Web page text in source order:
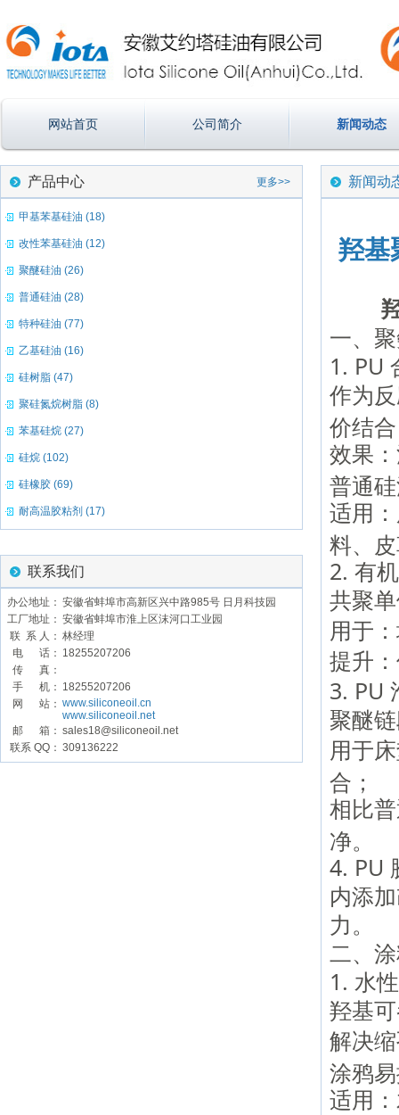
网站首页 公司简介 新闻动态
产品中心 更多>>
甲基苯基硅油 (18)
改性苯基硅油 (12)
聚醚硅油 (26)
普通硅油 (28)
特种硅油 (77)
乙基硅油 (16)
硅树脂 (47)
聚硅氮烷树脂 (8)
苯基硅烷 (27)
硅烷 (102)
硅橡胶 (69)
耐高温胶粘剂 (17)
联系我们
办公地址： 安徽省蚌埠市高新区兴中路985号 日月科技园
工厂地址： 安徽省蚌埠市淮上区沫河口工业园
联 系 人： 林经理
电 话： 18255207206
传 真：
手 机： 18255207206
网 站： www.siliconeoil.cn
www.siliconeoil.net
邮 箱： sales18@siliconeoil.net
联系 QQ： 309136222
新闻动
羟基
一、
1. PU
作为
价结
效果
普通
适用
料、
2. 有
共聚
用于
提升
3. PU
聚醚
用于
合；
相比
净。
4. PU
内添
力。
二、
1. 水
羟基
解决
涂鸦
适用